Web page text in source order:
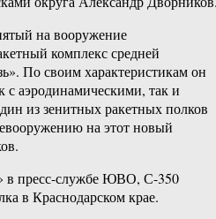
на вооружение
комплекс средней
По своим характеристикам он
с аэродинамическими, так и
из зенитных ракетных полков
на этот новый
в пресс-службе ЮВО, С-350
в Краснодарском крае.